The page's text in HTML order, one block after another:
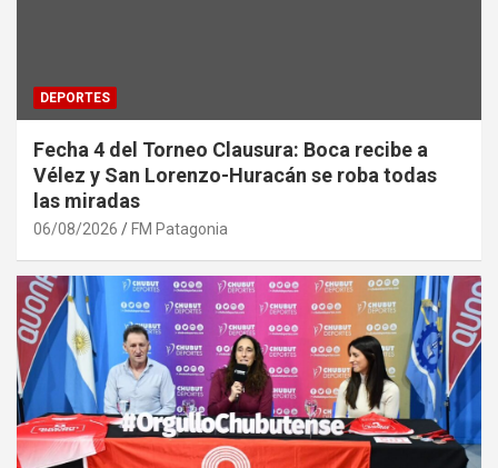
DEPORTES
Fecha 4 del Torneo Clausura: Boca recibe a
Vélez y San Lorenzo-Huracán se roba todas
las miradas
06/08/2026 FM Patagonia